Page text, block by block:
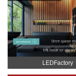
LEDFactory